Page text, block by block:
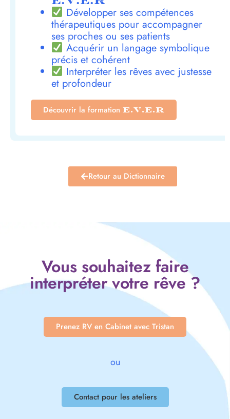
Développer ses compétences
thérapeutiques pour accompagner
ses proches ou ses patients
Acquérir un langage symbolique
précis et cohérent
Interpréter les rêves avec justesse
et profondeur
Découvrir la formation E.V.E.R
Retour au Dictionnaire
Vous souhaitez faire
interpréter votre rêve ?
Prenez RV en Cabinet avec Tristan
ou
Contact pour les ateliers